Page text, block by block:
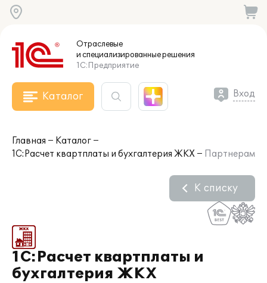
Отраслевые
и специализированныерешения
1С:Предприятие
Каталог Вход
Главная
Каталог
1С:Расчет квартплаты и бухгалтерия ЖКХ
Партнерам
1С:Расчет квартплаты и
бухгалтерия ЖКХ
К списку